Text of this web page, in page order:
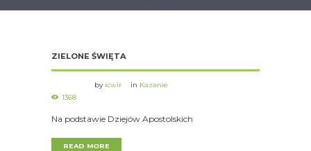
ZIELONE ŚWIĘTA
by icwir in Kazanie
1368
Na podstawie Dziejów Apostolskich
READ MORE